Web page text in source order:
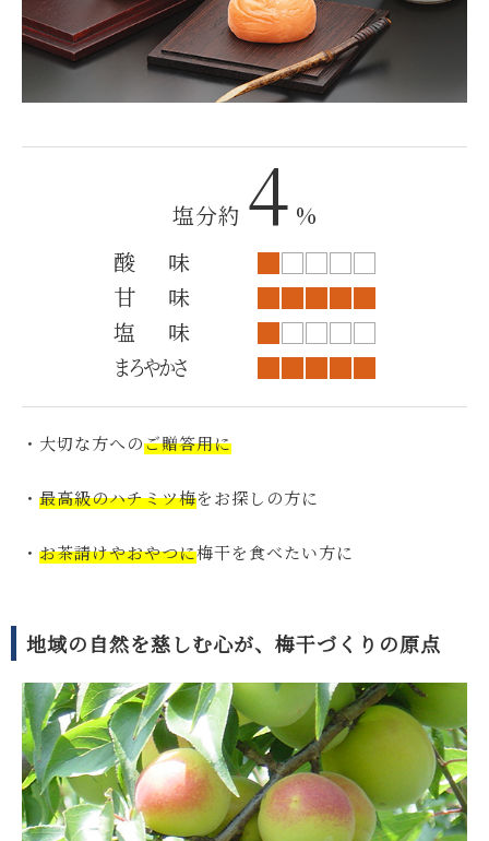
塩分約 4 %
酸味
甘味
塩味
まろやかさ
・大切な方へのご贈答用に
・ 最高級のハチミツ梅をお探しの方に
・ お茶請けやおやつに梅干を食べたい方に
地域の自然を慈しむ心が、梅干づくりの原点